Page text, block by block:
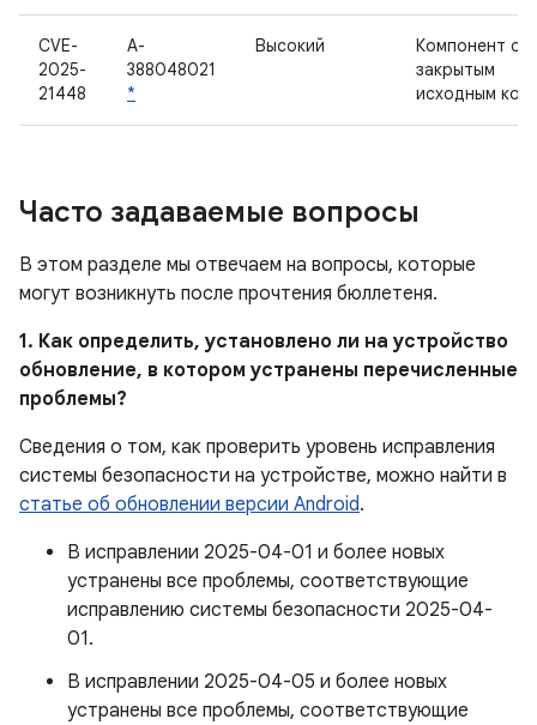
CVE-
2025-
21448
A-
388048021
*
Высокий
Компонент с
закрытым
исходным
Часто задаваемые вопросы
В этом разделе мы отвечаем на вопросы, которые
могут возникнуть после прочтения бюллетеня.
1. Как определить, установлено ли на устройство
обновление, в котором устранены перечисленные
проблемы?
Сведения о том, как проверить уровень исправления
системы безопасности на устройстве, можно найти в
статье об обновлении версии Android.
В исправлении 2025-04-01 и более новых
устранены все проблемы, соответствующие
исправлению системы безопасности 2025-04-
01.
В исправлении 2025-04-05 и более новых
устранены все проблемы, соответствующие